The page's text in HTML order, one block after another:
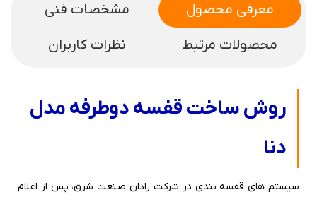
معرفی محصول
مشخصات فنی
محصولات مرتبط
نظرات کاربران
روش ساخت قفسه دوطرفه مدل
دنا
سیستم های قفسه بندی در شرکت رادان صنعت شرق، پس از اعلام